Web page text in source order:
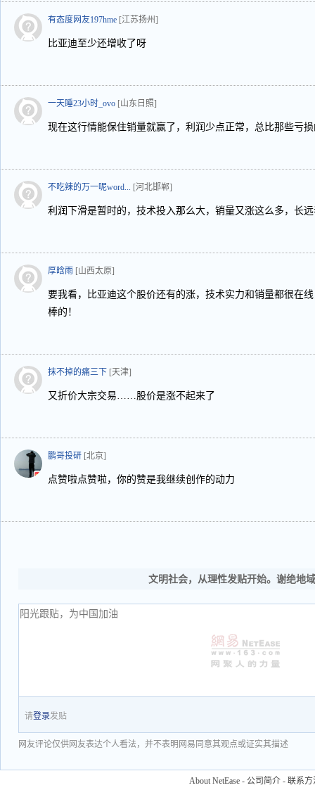
有态度网友197hme [江苏扬州]
比亚迪至少还增收了呀
一天睡23小时_ovo [山东日照]
现在这行情能保住销量就赢了，利润少点正常，总比那些亏
不吃辣的万一呢word... [河北邯郸]
利润下滑是暂时的，技术投入那么大，销量又涨这么多，长
厚晗雨 [山西太原]
要我看，比亚迪这个股价还有的涨，技术实力和销量都很在
棒的！
抹不掉的痛三下 [天津]
又折价大宗交易……股价是涨不起来了
鹏哥投研 [北京]
点赞啦点赞啦，你的赞是我继续创作的动力
文明社会，从理性发贴开始。谢绝地
请登录发贴
网友评论仅供网友表达个人看法，并不表明网易同意其观点或证实其描述
About NetEase - 公司简介 - 联系方